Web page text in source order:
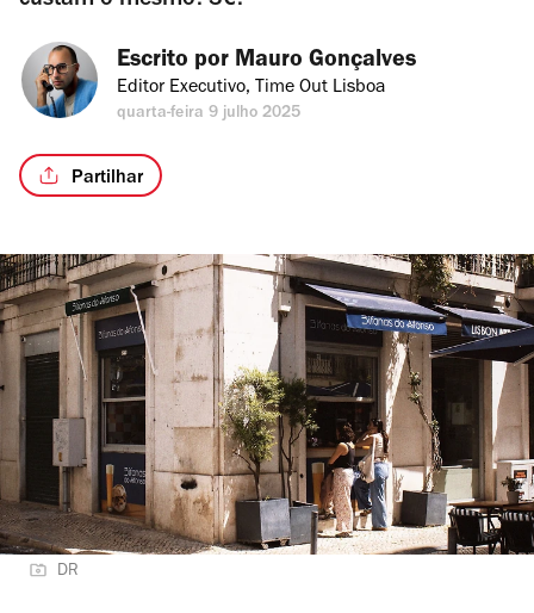
Escrito por Mauro Gonçalves
Editor Executivo, Time Out Lisboa
quarta-feira 9 julho 2025
Partilhar
DR